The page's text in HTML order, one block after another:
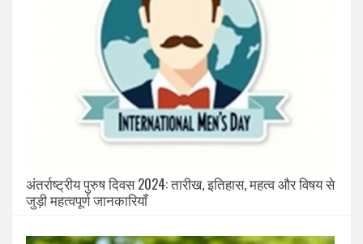
अंतर्राष्ट्रीय पुरुष दिवस 2024: तारीख, इतिहास, महत्व और विषय से
जुड़ी महत्वपूर्ण जानकारियाँ